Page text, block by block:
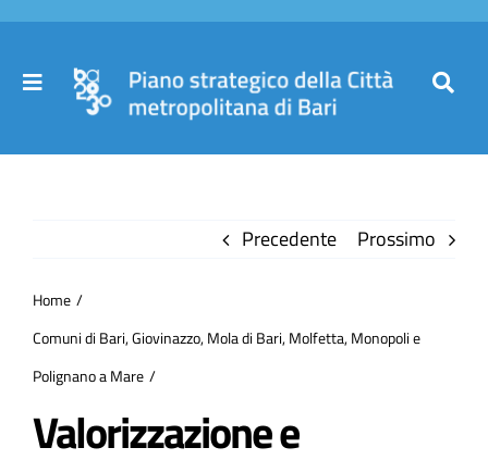
Salta
contenuto
Toggle
Governance
Precedente Prossimo
Home
Comuni di Bari, Giovinazzo, Mola di Bari, Molfetta, Monopoli e
Polignano a Mare
Valorizzazione e